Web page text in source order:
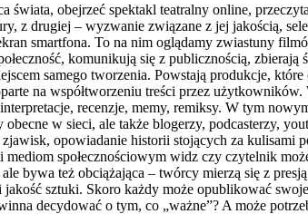
obejrzeć spektakl teatralny online,
z drugiej – wyzwanie związane z jej jakością,
smartfona. To na nim oglądamy zwiastuny
komunikują się z publicznością,
samego tworzenia. Powstają produkcje,
na współtworzeniu treści przez
recenzje, memy, remiksy. W tym
w sieci, ale także blogerzy, podcasterzy,
opowiadanie historii stojących za kulisami
społecznościowym widz czy czytelnik
bywa też obciążająca – twórcy mierzą się z
sztuki. Skoro każdy może opublikować
decydować o tym, co „ważne”? A może